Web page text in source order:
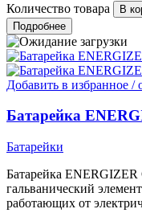
Количество товара
Подробнее
Добавить в избранное /
Батарейка
Батарейки
Батарейка
гальванический
работающих от